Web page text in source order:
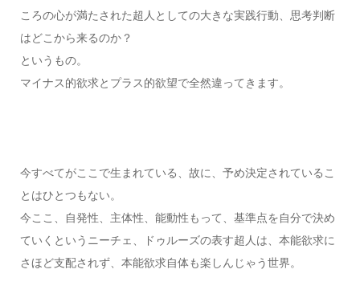
ころの心が満たされた超人としての大きな実践行動、思考判断
はどこから来るのか？
というもの。
マイナス的欲求とプラス的欲望で全然違ってきます。
今すべてがここで生まれている、故に、予め決定されているこ
とはひとつもない。
今ここ、自発性、主体性、能動性もって、基準点を自分で決め
ていくというニーチェ、ドゥルーズの表す超人は、本能欲求に
さほど支配されず、本能欲求自体も楽しんじゃう世界。